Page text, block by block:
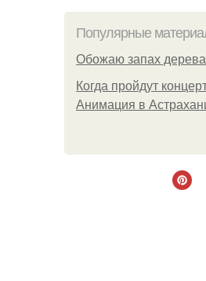
Популярные
Обожaю зaпах
Когда пройдут
Анимация в